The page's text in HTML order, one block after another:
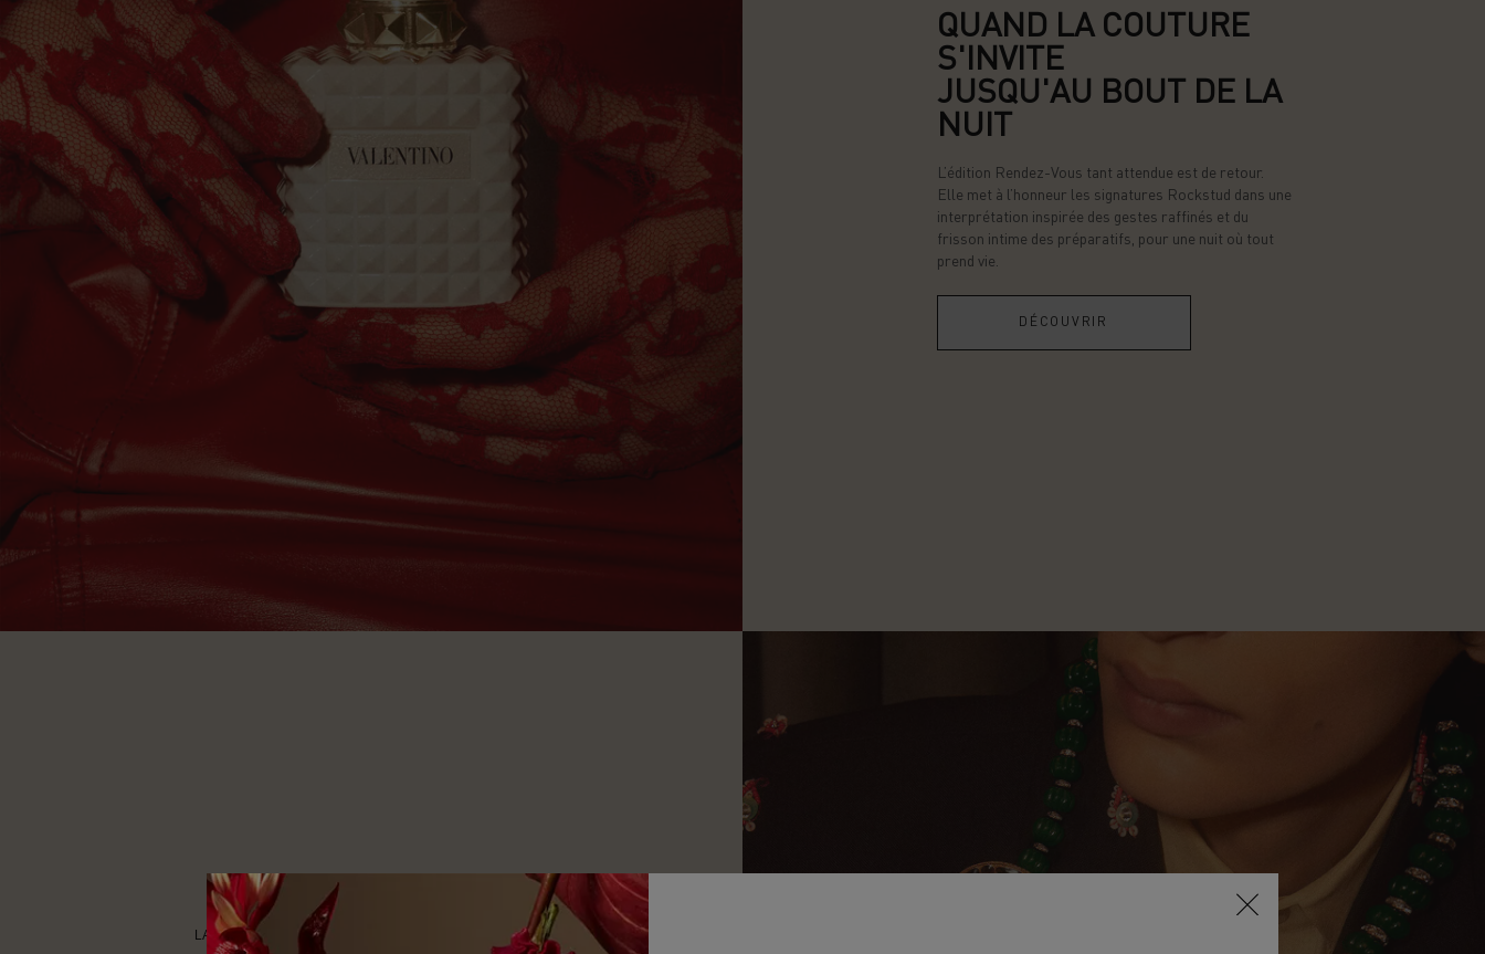
QUAND LA COUTURE
S'INVITE
JUSQU'AU BOUT DE LA
NUIT
L’édition Rendez-Vous tant attendue est de retour.
Elle met à l’honneur les signatures Rockstud dans une
interprétation inspirée des gestes raffinés et du
frisson intime des préparatifs, pour une nuit où tout
prend vie.
DÉCOUVRIR
LA COULEUR DU GLAMOUR ROMANTIQUE